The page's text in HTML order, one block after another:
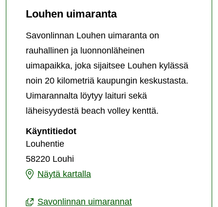
Louhen uimaranta
Savonlinnan Louhen uimaranta on
rauhallinen ja luonnonläheinen
uimapaikka, joka sijaitsee Louhen kylässä
noin 20 kilometriä kaupungin keskustasta.
Uimarannalta löytyy laituri sekä
läheisyydestä beach volley kenttä.
KäyntitiedotLouhen
Louhentie
58220 Louhi
Näytä kartalla
Louhen
Savonlinnan uimarannat